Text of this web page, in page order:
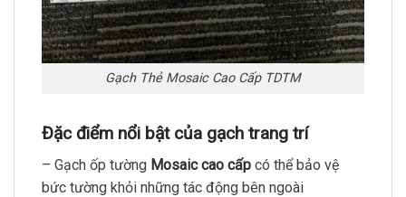
Gạch Thẻ Mosaic Cao Cấp TDTM
Đặc điểm nổi bật của gạch trang trí
– Gạch ốp tường Mosaic cao cấp có thể bảo vệ
bức tường khỏi những tác động bên ngoài